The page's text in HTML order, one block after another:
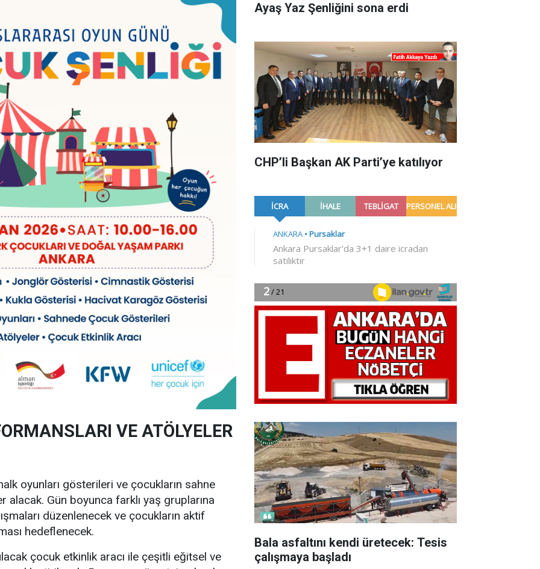
VE ATÖLYELER
oyunları gösterileri ve çocukların sahne
alacak. Gün boyunca farklı yaş gruplarına
düzenlenecek ve çocukların aktif
hedeflenecek.
çocuk etkinlik aracı ile çeşitli eğitsel ve
Ayaş Yaz Şenliğini sona erdi
CHP’li Başkan AK Parti’ye katılıyor
Bala asfaltını kendi üretecek: Tesis
çalışmaya başladı